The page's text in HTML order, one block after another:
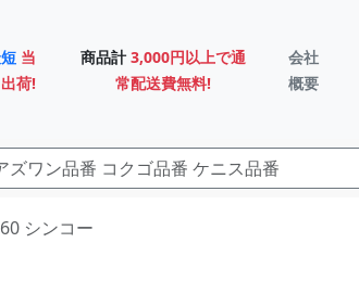
当
荷!
商品計 3,000円以上で通
常配送費無料!
会社
概要
シンコー